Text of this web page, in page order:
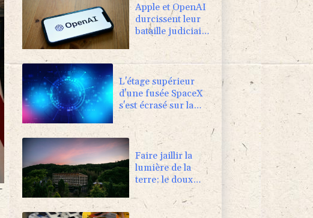
Apple et OpenAI
durcissent leur
bataille judiciaire
sur les futurs
appareils du
créateur de
ChatGPT
L'étage supérieur
d'une fusée SpaceX
s'est écrasé sur la
Faire jaillir la
lumière de la
terre: le doux
rêve d'un
Japonais